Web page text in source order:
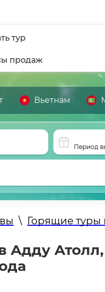
тур
продаж
Вьетнам
Период
\ Горящие
Адду